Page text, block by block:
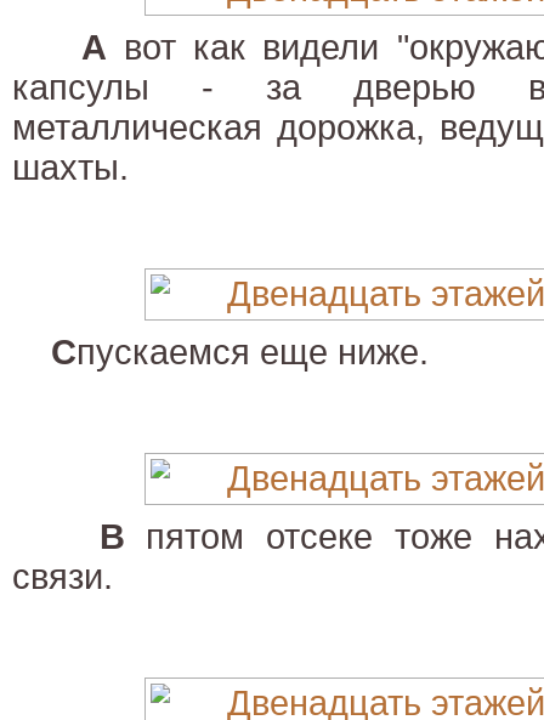
А вот как видели
капсулы - за дверью
металлическая дорожка,
шахты.
Спускаемся еще ниже.
В пятом отсеке тоже
связи.